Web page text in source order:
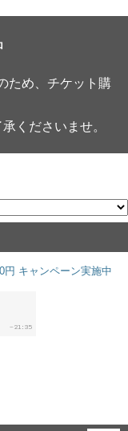
ため、チケット購
くださいませ。
キャンペーン実施中
~ 21:35